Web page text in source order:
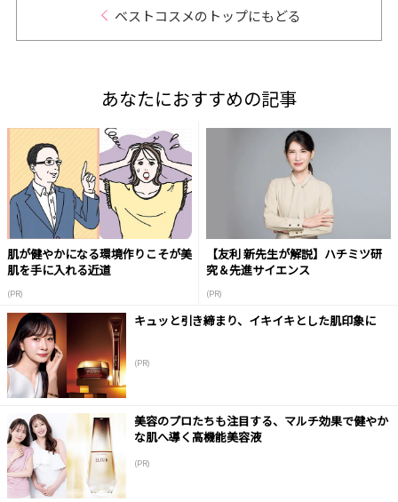
ベストコスメのトップにもどる
あなたにおすすめの記事
肌が健やかになる環境作りこそが美
肌を手に入れる近道
(PR)
【友利 新先生が解説】ハチミツ研
究＆先進サイエンス
(PR)
キュッと引き締まり、イキイキとした肌印象に
(PR)
美容のプロたちも注目する、マルチ効果で健やか
な肌へ導く高機能美容液
(PR)